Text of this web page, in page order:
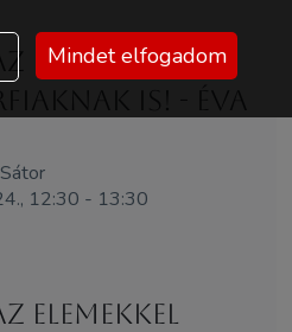
elemekkel -
12:30 - 13:30
elemekkel
Mindet elfogadom